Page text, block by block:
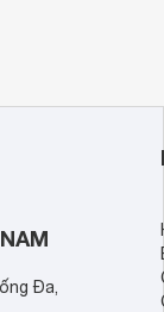
Đa,